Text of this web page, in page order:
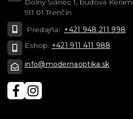
Dolný Šianec 1, budova
911 01 Trenčín
Predajňa: +421 948 211 998
Eshop: +421 911 411 988
info@modernaoptika.sk